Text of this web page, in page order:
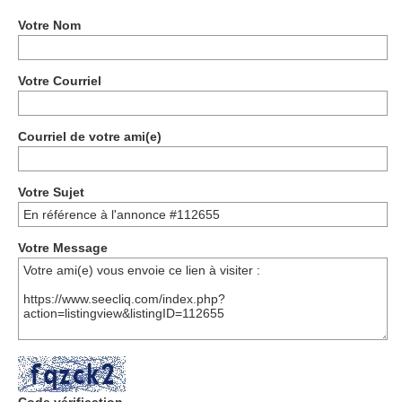
Votre Nom
Votre Courriel
Courriel de votre ami(e)
Votre Sujet
Votre Message